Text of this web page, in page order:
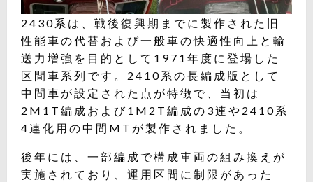
2430系は、戦後復興期までに製作された旧
性能車の代替および一般車の快適性向上と輸
送力増強を目的として1971年度に登場した
区間車系列です。2410系の長編成版として
中間車が設定された点が特徴で、当初は
2M1T編成および1M2T編成の3連や2410系
4連化用の中間MTが製作されました。
後年には、一部編成で構成車両の組み換えが
実施されており、運用区間に制限があった